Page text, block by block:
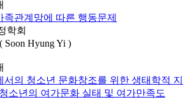
족관계망에 따른 행동문제
학회
Soon Hyung Yi )
서의 청소년 문화창조를 위한 생태학적 지
소년의 여가문화 실태 및 여가만족도